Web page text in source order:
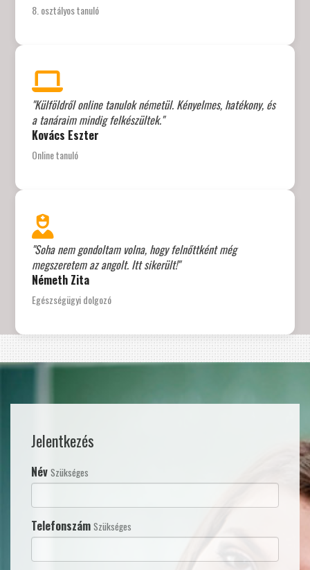
8. osztályos tanuló
"Külföldről online tanulok németül. Kényelmes, hatékony, és
a tanáraim mindig felkészültek."
Kovács Eszter
Online tanuló
"Soha nem gondoltam volna, hogy felnőttként még
megszeretem az angolt. Itt sikerült!"
Németh Zita
Egészségügyi dolgozó
Jelentkezés
NévSzükséges
TelefonszámSzükséges